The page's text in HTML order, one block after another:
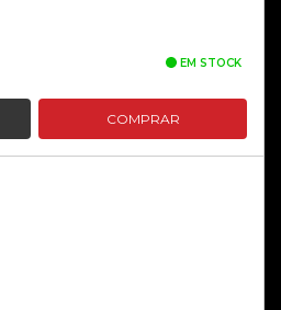
EM STOCK
COMPRAR